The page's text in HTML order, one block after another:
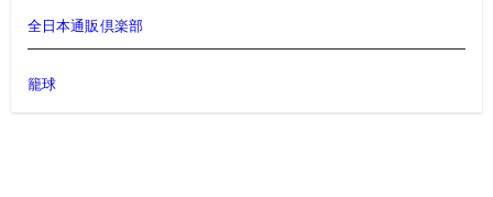
全日本通販倶楽部
籠球